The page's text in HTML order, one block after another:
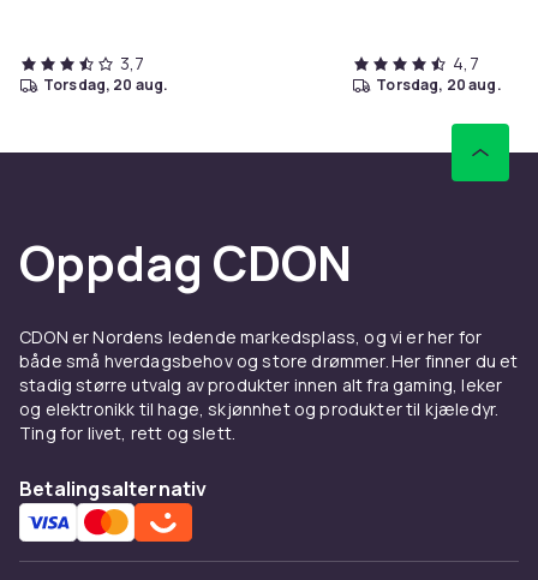
3,7
torsdag, 20 aug.
4,7
torsdag, 20 aug.
Oppdag CDON
CDON er Nordens ledende markedsplass, og vi er her for
både små hverdagsbehov og store drømmer. Her finner du et
stadig større utvalg av produkter innen alt fra gaming, leker
og elektronikk til hage, skjønnhet og produkter til kjæledyr.
Ting for livet, rett og slett.
Betalingsalternativ